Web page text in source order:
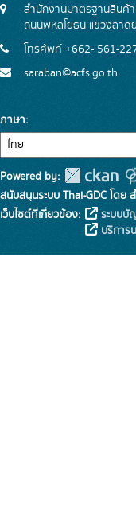
สำนักงานมาตรฐานสินค้
ถนนพหลโยธิน แขวงลาด
โทรศัพท์ +662- 561-
saraban@acfs.go.th
ภาษา
Powered by:
สนับสนุนระบบ Thai-GDC โดย
เว็บไซต์ที่เกี่ยวข้อง:
ระบบบั
บริกา